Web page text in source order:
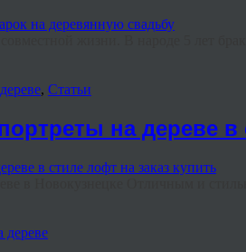
, Статьи
на дереве в
дереве